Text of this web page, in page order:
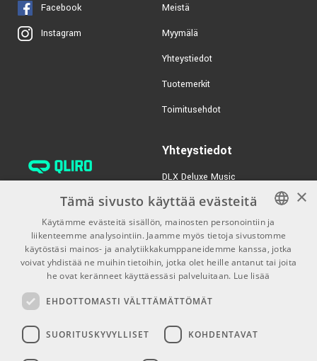
Facebook
Instagram
Meistä
Myymälä
Yhteystiedot
Tuotemerkit
Toimitusehdot
Yhteystiedot
DLX Deluxe Music
verkkokaupan asiakaspalvelu:
tilaus@dlxmusic.fi
Puh: 0207 282240 (arkisin klo
13-17)
Puh: 0207 282250 (myymälä)
00580 Helsinki
Y-tunnus: 1983522-7
FINNISH
FINNISH
×
Tämä sivusto käyttää evästeitä
Käytämme evästeitä sisällön, mainosten personointiin ja
liikenteemme analysointiin. Jaamme myös tietoja sivustomme
käytöstäsi mainos- ja analytiikkakumppaneidemme kanssa, jotka
voivat yhdistää ne muihin tietoihin, jotka olet heille antanut tai joita
he ovat keränneet käyttäessäsi palveluitaan. Lue lisää
EHDOTTOMASTI VÄLTTÄMÄTTÖMÄT
SUORITUSKYVYLLISET KOHDENTAVAT